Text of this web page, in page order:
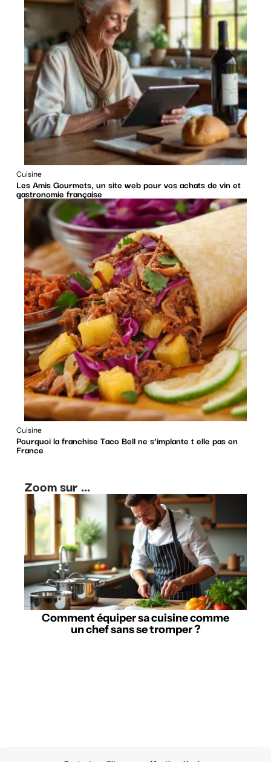
Cuisine
Les Amis Gourmets, un site web pour vos achats de vin et
gastronomie française
Cuisine
Pourquoi la franchise Taco Bell ne s’implante t elle pas en
France
Zoom sur ...
Comment équiper sa cuisine comme
un chef sans se tromper ?